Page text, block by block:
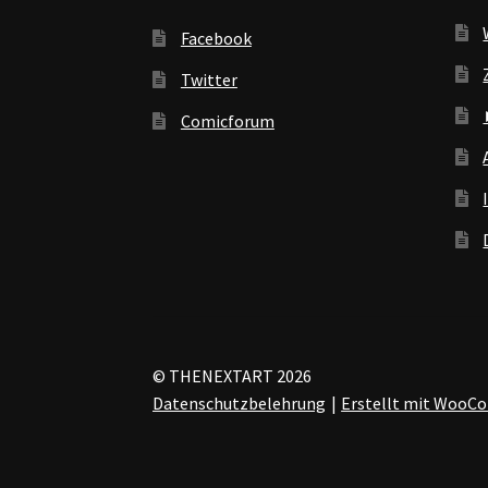
Facebook
Twitter
Comicforum
© THENEXTART 2026
Datenschutzbelehrung
Erstellt mit